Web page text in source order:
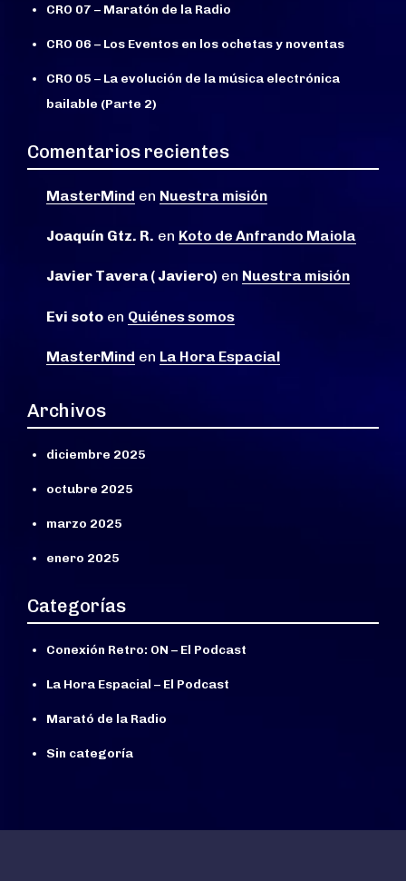
CRO 07 – Maratón de la Radio
CRO 06 – Los Eventos en los ochetas y noventas
CRO 05 – La evolución de la música electrónica
bailable (Parte 2)
Comentarios recientes
MasterMind en Nuestra misión
Joaquín Gtz. R. en Koto de Anfrando Maiola
Javier Tavera ( Javiero) en Nuestra misión
Evi soto en Quiénes somos
MasterMind en La Hora Espacial
Archivos
diciembre 2025
octubre 2025
marzo 2025
enero 2025
Categorías
Conexión Retro: ON – El Podcast
La Hora Espacial – El Podcast
Marató de la Radio
Sin categoría